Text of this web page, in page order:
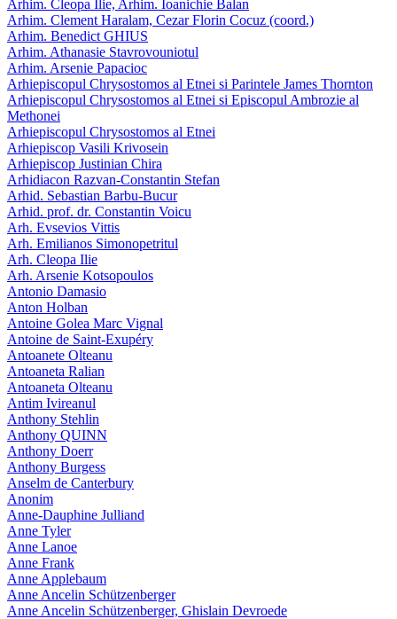
Arhim. Cleopa Ilie, Arhim. Ioanichie Balan
Arhim. Clement Haralam, Cezar Florin Cocuz (coord.)
Arhim. Benedict GHIUS
Arhim. Athanasie Stavrovouniotul
Arhim. Arsenie Papacioc
Arhiepiscopul Chrysostomos al Etnei si Parintele James Thornton
Arhiepiscopul Chrysostomos al Etnei si Episcopul Ambrozie al
Methonei
Arhiepiscopul Chrysostomos al Etnei
Arhiepiscop Vasili Krivosein
Arhiepiscop Justinian Chira
Arhidiacon Razvan-Constantin Stefan
Arhid. Sebastian Barbu-Bucur
Arhid. prof. dr. Constantin Voicu
Arh. Evsevios Vittis
Arh. Emilianos Simonopetritul
Arh. Cleopa Ilie
Arh. Arsenie Kotsopoulos
Antonio Damasio
Anton Holban
Antoine Golea Marc Vignal
Antoine de Saint-Exupéry
Antoanete Olteanu
Antoaneta Ralian
Antoaneta Olteanu
Antim Ivireanul
Anthony Stehlin
Anthony QUINN
Anthony Doerr
Anthony Burgess
Anselm de Canterbury
Anonim
Anne-Dauphine Julliand
Anne Tyler
Anne Lanoe
Anne Frank
Anne Applebaum
Anne Ancelin Schützenberger
Anne Ancelin Schützenberger, Ghislain Devroede